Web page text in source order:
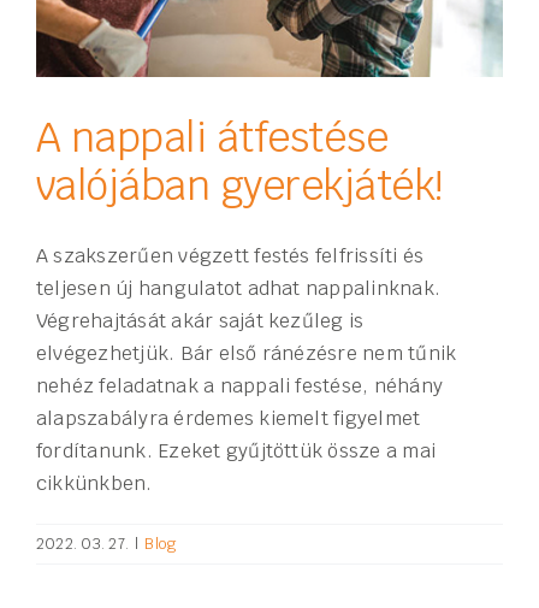
A nappali átfestése
valójában gyerekjáték!
A szakszerűen végzett festés felfrissíti és
teljesen új hangulatot adhat nappalinknak.
Végrehajtását akár saját kezűleg is
elvégezhetjük. Bár első ránézésre nem tűnik
nehéz feladatnak a nappali festése, néhány
alapszabályra érdemes kiemelt figyelmet
fordítanunk. Ezeket gyűjtöttük össze a mai
cikkünkben.
2022. 03. 27. | Blog